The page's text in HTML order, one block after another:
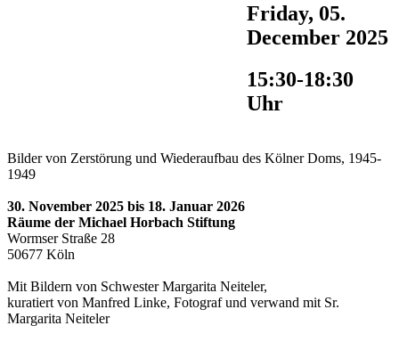
Friday, 05.
December 2025
15:30-18:30
Uhr
Bilder von Zerstörung und Wiederaufbau des Kölner Doms, 1945-
1949
30. November 2025 bis 18. Januar 2026
Räume der Michael Horbach Stiftung
Wormser Straße 28
50677 Köln
Mit Bildern von Schwester Margarita Neiteler,
kuratiert von Manfred Linke, Fotograf und verwand mit Sr.
Margarita Neiteler